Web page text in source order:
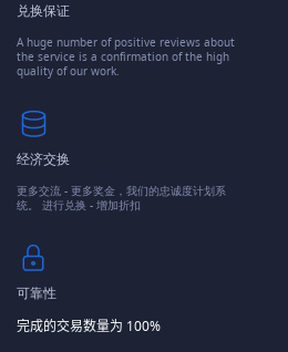
兑换保证
A huge number of positive reviews about
the service is a confirmation of the high
quality of our work.
经济交换
更多交流 - 更多奖金，我们的忠诚度计划系
统。 进行兑换 - 增加折扣
可靠性
完成的交易数量为 100%